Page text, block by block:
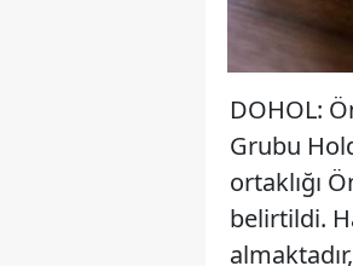
DOHOL:
Grubu
ortaklığı
belirtildi.